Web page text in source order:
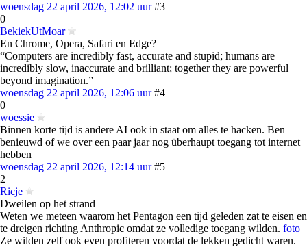
woensdag 22 april 2026, 12:02 uur #3
0
BekiekUtMoar
En Chrome, Opera, Safari en Edge?
“Computers are incredibly fast, accurate and stupid; humans are
incredibly slow, inaccurate and brilliant; together they are powerful
beyond imagination.”
woensdag 22 april 2026, 12:06 uur #4
0
woessie
Binnen korte tijd is andere AI ook in staat om alles te hacken. Ben
benieuwd of we over een paar jaar nog überhaupt toegang tot internet
hebben
woensdag 22 april 2026, 12:14 uur #5
2
Ricje
Dweilen op het strand
Weten we meteen waarom het Pentagon een tijd geleden zat te eisen en
te dreigen richting Anthropic omdat ze volledige toegang wilden. foto
Ze wilden zelf ook even profiteren voordat de lekken gedicht waren.